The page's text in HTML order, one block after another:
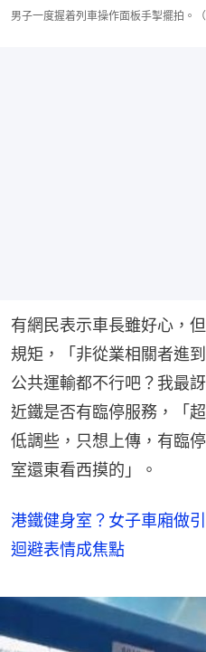
男子一度握着列車操作面板手掣擺拍。
有網民表示車長雖好心，
規矩，「非從業相關者進
公共運輸都不行吧？我最
近鐵是否有臨停服務，「
低調些，只想上傳，有臨
室還東看西摸的」。
港鐵健身室？女子車廂做
迴避表情成焦點